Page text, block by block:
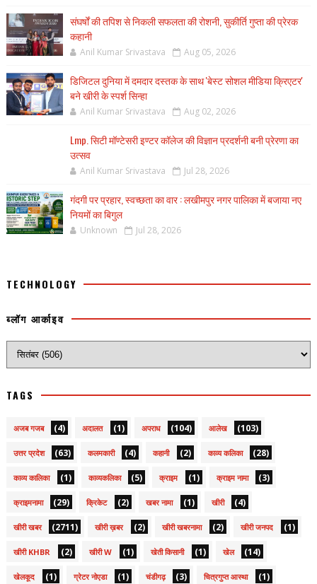
संघर्षों की तपिश से निकली सफलता की रोशनी, सुकीर्ति गुप्ता की प्रेरक
कहानी
Anil Kumar Srivastava Aug 05, 2026
डिजिटल दुनिया में दमदार दस्तक के साथ 'बेस्ट सोशल मीडिया क्रिएटर'
बने खीरी के स्पर्श सिन्हा
Anil Kumar Srivastava Aug 02, 2026
Lmp. सिटी मॉण्टेसरी इण्टर कॉलेज की विज्ञान प्रदर्शनी बनी प्रेरणा का
उत्सव
Anil Kumar Srivastava Jul 28, 2026
गंदगी पर प्रहार, स्वच्छता का वार : लखीमपुर नगर पालिका में बजाया नए
नियमों का बिगुल
Unknown Jul 28, 2026
TECHNOLOGY
ब्लॉग आर्काइव
TAGS
अजब गजब (4) अदालत (1) अपराध (104) आलेख (103)
उत्तर प्रदेश (63) कलमकारी (4) कहानी (2) काव्य कलिका (28)
काव्य कालिका (1) काव्यकलिका (5) क्राइम (1) क्राइम नामा (3)
क्राइमनामा (29) क्रिकेट (2) खबर नामा (1) खीरी (4)
खीरी खबर (2711) खीरी ख़बर (2) खीरी खबरनामा (2) खीरी जनपद (1)
खीरी KHBR (2) खीरी W (1) खेती किसानी (1) खेल (14)
खेलकूद (1) ग्रेटर नोएडा (1) चंडीगढ़ (3) चित्रगुप्त आस्था (1)